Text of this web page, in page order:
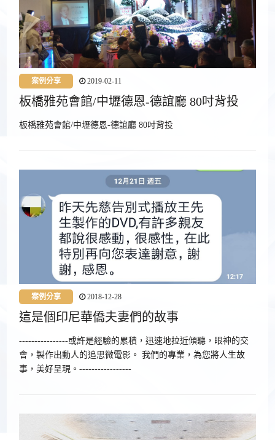
案例分享 2019-02-11
板橋雅苑會館/中壢德恩-德誼廳 80吋背投
板橋雅苑會館/中壢德恩-德誼廳 80吋背投
案例分享 2018-12-28
這是個印尼華僑夫妻們的故事
----------------或許是經驗的累積，迅速地拉近傾聽，眼神的交
會，製作出動人的追思微電影。 我們的專業，為您將人生故
事，美好呈現。-----------------